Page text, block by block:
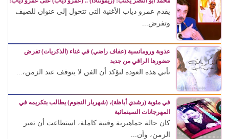
يقدم عمرو دياب الأغنية التي تتحول إلى عنوان للصيف
وتفرض...
عذوبة ورومانسية (عفاف راضي) في غناء (الذكريات) تفرض
حضورها الراقي من جديد
تأتي هذه العودة لتؤكد أن الفن لا يتوقف عند الزمن،...
في مئوية (رشدي أباظة)، (شهريار النجوم) يطالب بتكريمه في
المهرجانات السينمائية
كان حالة جماهيرية وفنية كاملة، استطاعت أن تعبر
الزمن، وأن...